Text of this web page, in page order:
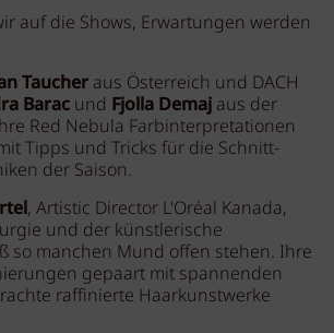
auf die Shows, Erwartungen werden
Taucheraus Österreich und DACH
Barac und Fjolla Demaj aus der
Red Nebula Farbinterpretationen
Tipps und Tricks für die Schnitt-
der Saison.
, Artistic Director L'Oréal Kanada,
und der künstlerische
so manchen Mund offen stehen. Ihre
gepaart mit spannenden
raffinierte Haarkunstwerke